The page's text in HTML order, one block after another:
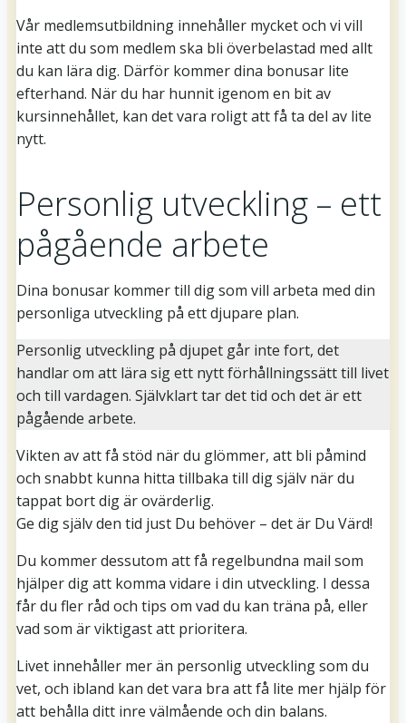
Vår medlemsutbildning innehåller mycket och vi vill
inte att du som medlem ska bli överbelastad med allt
du kan lära dig. Därför kommer dina bonusar lite
efterhand. När du har hunnit igenom en bit av
kursinnehållet, kan det vara roligt att få ta del av lite
nytt.
Personlig utveckling – ett
pågående arbete
Dina bonusar kommer till dig som vill arbeta med din
personliga utveckling på ett djupare plan.
Personlig utveckling på djupet går inte fort, det
handlar om att lära sig ett nytt förhållningssätt till livet
och till vardagen. Självklart tar det tid och det är ett
pågående arbete.
Vikten av att få stöd när du glömmer, att bli påmind
och snabbt kunna hitta tillbaka till dig själv när du
tappat bort dig är ovärderlig.
Ge dig själv den tid just Du behöver – det är Du Värd!
Du kommer dessutom att få regelbundna mail som
hjälper dig att komma vidare i din utveckling. I dessa
får du fler råd och tips om vad du kan träna på, eller
vad som är viktigast att prioritera.
Livet innehåller mer än personlig utveckling som du
vet, och ibland kan det vara bra att få lite mer hjälp för
att behålla ditt inre välmående och din balans.